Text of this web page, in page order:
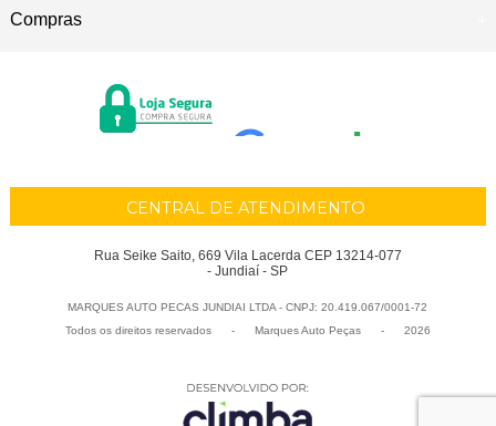
Compras
CENTRAL DE ATENDIMENTO
Rua Seike Saito, 669 Vila Lacerda CEP 13214-077
- Jundiaí - SP
MARQUES AUTO PECAS JUNDIAI LTDA - CNPJ: 20.419.067/0001-72
Todos os direitos reservados
- Marques Auto Peças - 2026